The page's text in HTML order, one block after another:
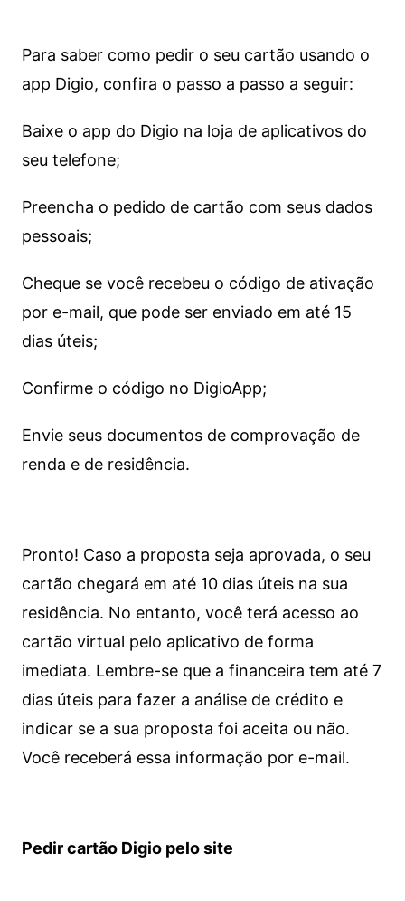
Para saber como pedir o seu cartão usando o
app Digio, confira o passo a passo a seguir:
Baixe o app do Digio na loja de aplicativos do
seu telefone;
Preencha o pedido de cartão com seus dados
pessoais;
Cheque se você recebeu o código de ativação
por e-mail, que pode ser enviado em até 15
dias úteis;
Confirme o código no DigioApp;
Envie seus documentos de comprovação de
renda e de residência.
Pronto! Caso a proposta seja aprovada, o seu
cartão chegará em até 10 dias úteis na sua
residência. No entanto, você terá acesso ao
cartão virtual pelo aplicativo de forma
imediata. Lembre-se que a financeira tem até 7
dias úteis para fazer a análise de crédito e
indicar se a sua proposta foi aceita ou não.
Você receberá essa informação por e-mail.
Pedir cartão Digio pelo site